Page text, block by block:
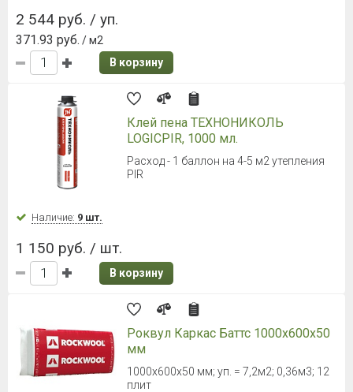
2 544 руб. / уп.
371.93 руб. / м2
В корзину
Клей пена ТЕХНОНИКОЛЬ
LOGICPIR, 1000 мл.
Расход - 1 баллон на 4-5 м2 утепления
PIR
Наличие: 9 шт.
1 150 руб. / шт.
В корзину
Роквул Каркас Баттс 1000х600х50
мм
1000х600х50 мм; уп. = 7,2м2; 0,36м3; 12
плит